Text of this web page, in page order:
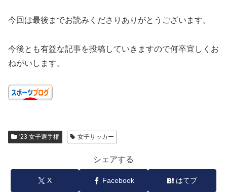
今回は最後までお読みくださりありがとうございます。
今後とも有益な記事を投稿していきますので何卒宜しくお
ねがいします。
'23 女子選手権 女子サッカー
シェアする
X Facebook はてブ